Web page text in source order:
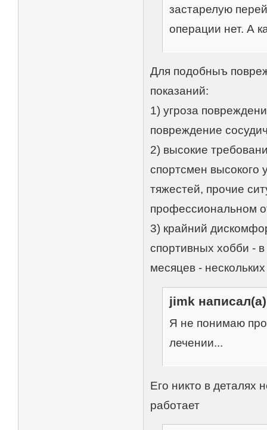
застарелую
операции нет. А
Для подобныъ
показаний:
1) угроза
повреждение
2) высокие
спортсмен высокого
тяжестей, прочие
профессиональном
3) крайний
спортивных хобби -
месяцев -
jimk
Я не понимаю
лечении...
Его никто в деталях
работает